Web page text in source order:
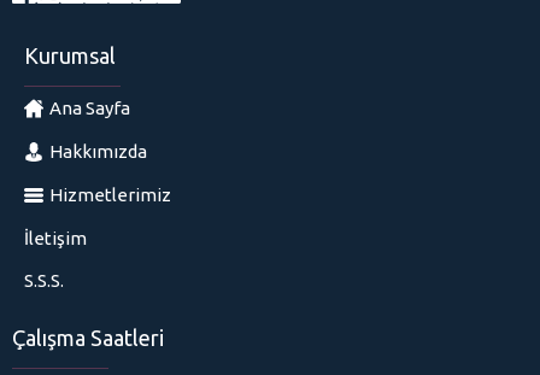
Kurumsal
Ana Sayfa
Hakkımızda
Hizmetlerimiz
İletişim
S.S.S.
Çalışma Saatleri